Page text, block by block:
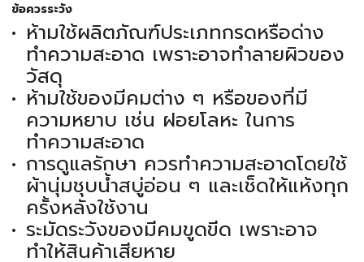
ข้อควรระวัง
ห้ามใช้ผลิตภัณฑ์ประเภทกรดหรือด่าง
ทำความสะอาด เพราะอาจทำลายผิวของ
วัสดุ
ห้ามใช้ของมีคมต่าง ๆ หรือของที่มี
ความหยาบ เช่น ฝอยโลหะ ในการ
ทำความสะอาด
การดูแลรักษา ควรทำความสะอาดโดยใช้
ผ้านุ่มชุบน้ำสบู่อ่อน ๆ และเช็ดให้แห้งทุก
ครั้งหลังใช้งาน
ระมัดระวังของมีคมขูดขีด เพราะอาจ
ทำให้สินค้าเสียหาย